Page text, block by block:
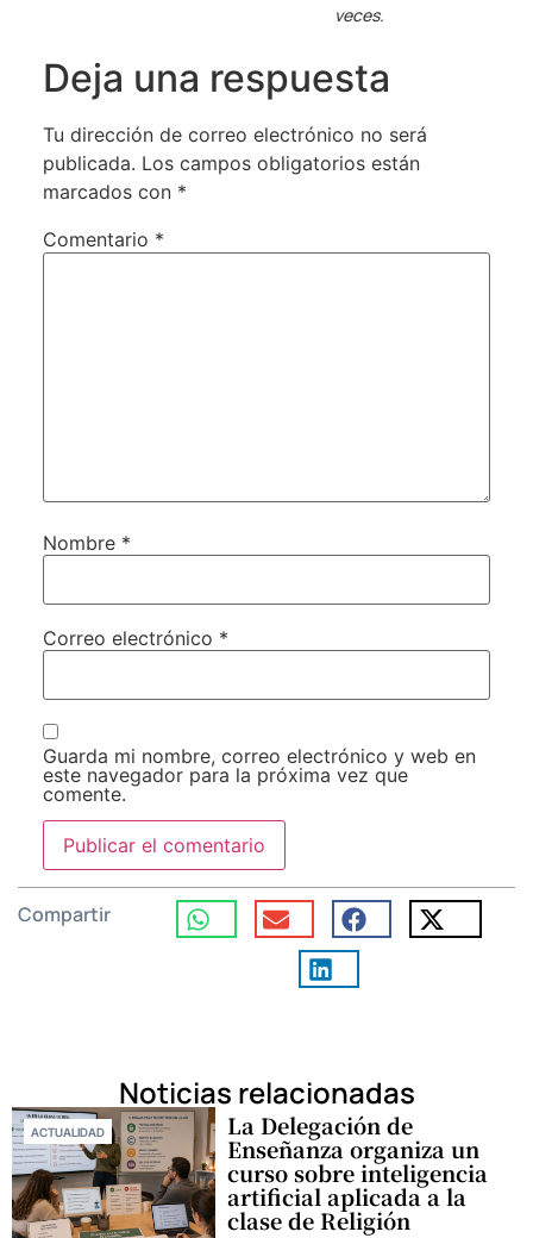
veces.
Deja una respuesta
Tu dirección de correo electrónico no será
publicada. Los campos obligatorios están
marcados con *
Comentario *
Nombre *
Correo electrónico *
Guarda mi nombre, correo electrónico y web en
este navegador para la próxima vez que
comente.
Compartir
Noticias relacionadas
ACTUALIDAD La Delegación de
Enseñanza organiza un
curso sobre inteligencia
artificial aplicada a la
clase de Religión